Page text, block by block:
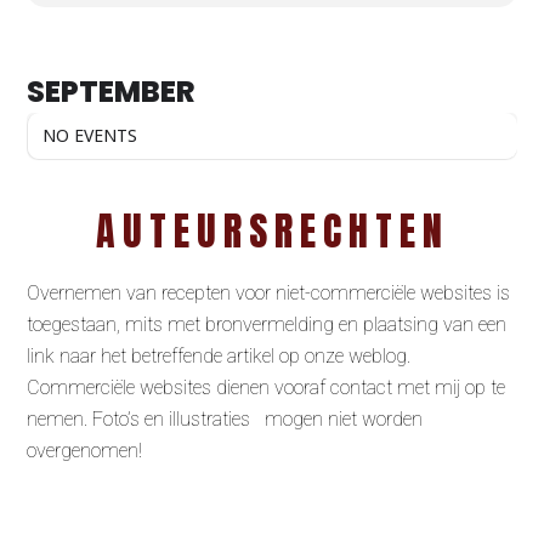
SEPTEMBER
NO EVENTS
AUTEURSRECHTEN
Overnemen van recepten voor niet-commerciële websites is
toegestaan, mits met bronvermelding en plaatsing van een
link naar het betreffende artikel op onze weblog.
Commerciële websites dienen vooraf contact met mij op te
nemen. Foto’s en illustraties mogen niet worden
overgenomen!